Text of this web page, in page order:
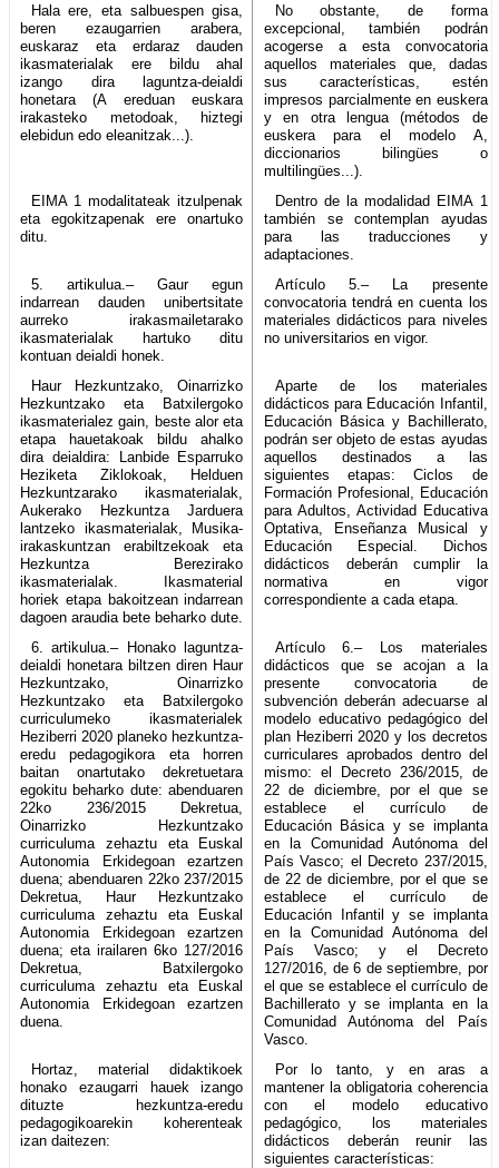
Hala ere, eta salbuespen gisa,
beren ezaugarrien arabera,
euskaraz eta erdaraz dauden
ikasmaterialak ere bildu ahal
izango dira laguntza-deialdi
honetara (A ereduan euskara
irakasteko metodoak, hiztegi
elebidun edo eleanitzak...).
No obstante, de forma
excepcional, también podrán
acogerse a esta convocatoria
aquellos materiales que, dadas
sus características, estén
impresos parcialmente en euskera
y en otra lengua (métodos de
euskera para el modelo A,
diccionarios bilingües o
multilingües...).
EIMA 1 modalitateak itzulpenak
eta egokitzapenak ere onartuko
ditu.
Dentro de la modalidad EIMA 1
también se contemplan ayudas
para las traducciones y
adaptaciones.
5. artikulua.– Gaur egun
indarrean dauden unibertsitate
aurreko irakasmailetarako
ikasmaterialak hartuko ditu
kontuan deialdi honek.
Artículo 5.– La presente
convocatoria tendrá en cuenta los
materiales didácticos para niveles
no universitarios en vigor.
Haur Hezkuntzako, Oinarrizko
Hezkuntzako eta Batxilergoko
ikasmaterialez gain, beste alor eta
etapa hauetakoak bildu ahalko
dira deialdira: Lanbide Esparruko
Heziketa Ziklokoak, Helduen
Hezkuntzarako ikasmaterialak,
Aukerako Hezkuntza Jarduera
lantzeko ikasmaterialak, Musika-
irakaskuntzan erabiltzekoak eta
Hezkuntza Berezirako
ikasmaterialak. Ikasmaterial
horiek etapa bakoitzean indarrean
dagoen araudia bete beharko dute.
Aparte de los materiales
didácticos para Educación Infantil,
Educación Básica y Bachillerato,
podrán ser objeto de estas ayudas
aquellos destinados a las
siguientes etapas: Ciclos de
Formación Profesional, Educación
para Adultos, Actividad Educativa
Optativa, Enseñanza Musical y
Educación Especial. Dichos
didácticos deberán cumplir la
normativa en vigor
correspondiente a cada etapa.
6. artikulua.– Honako laguntza-
deialdi honetara biltzen diren Haur
Hezkuntzako, Oinarrizko
Hezkuntzako eta Batxilergoko
curriculumeko ikasmaterialek
Heziberri 2020 planeko hezkuntza-
eredu pedagogikora eta horren
baitan onartutako dekretuetara
egokitu beharko dute: abenduaren
22ko 236/2015 Dekretua,
Oinarrizko Hezkuntzako
curriculuma zehaztu eta Euskal
Autonomia Erkidegoan ezartzen
duena; abenduaren 22ko 237/2015
Dekretua, Haur Hezkuntzako
curriculuma zehaztu eta Euskal
Autonomia Erkidegoan ezartzen
duena; eta irailaren 6ko 127/2016
Dekretua, Batxilergoko
curriculuma zehaztu eta Euskal
Autonomia Erkidegoan ezartzen
duena.
Artículo 6.– Los materiales
didácticos que se acojan a la
presente convocatoria de
subvención deberán adecuarse al
modelo educativo pedagógico del
plan Heziberri 2020 y los decretos
curriculares aprobados dentro del
mismo: el Decreto 236/2015, de
22 de diciembre, por el que se
establece el currículo de
Educación Básica y se implanta
en la Comunidad Autónoma del
País Vasco; el Decreto 237/2015,
de 22 de diciembre, por el que se
establece el currículo de
Educación Infantil y se implanta
en la Comunidad Autónoma del
País Vasco; y el Decreto
127/2016, de 6 de septiembre, por
el que se establece el currículo de
Bachillerato y se implanta en la
Comunidad Autónoma del País
Vasco.
Hortaz, material didaktikoek
honako ezaugarri hauek izango
dituzte hezkuntza-eredu
pedagogikoarekin koherenteak
izan daitezen:
Por lo tanto, y en aras a
mantener la obligatoria coherencia
con el modelo educativo
pedagógico, los materiales
didácticos deberán reunir las
siguientes características: